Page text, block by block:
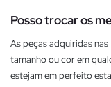
Posso trocar os
As peças adquiridas
tamanho ou cor em
estejam em perfeito